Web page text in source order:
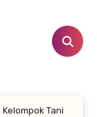
Tani